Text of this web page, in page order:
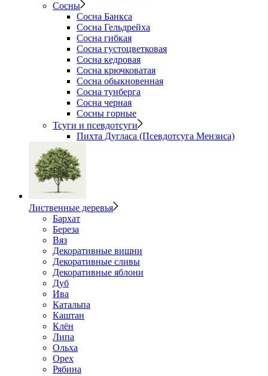
Сосны
Сосна Банкса
Сосна Гельдрейха
Сосна гибкая
Сосна густоцветковая
Сосна кедровая
Сосна крючковатая
Сосна обыкновенная
Сосна тунберга
Сосна черная
Сосны горные
Тсуги и псевдотсуги
Пихта Дугласа (Псевдотсуга Мензиса)
Лиственные деревья
Бархат
Береза
Вяз
Декоративные вишни
Декоративные сливы
Декоративные яблони
Дуб
Ива
Катальпа
Каштан
Клён
Липа
Ольха
Орех
Рябина